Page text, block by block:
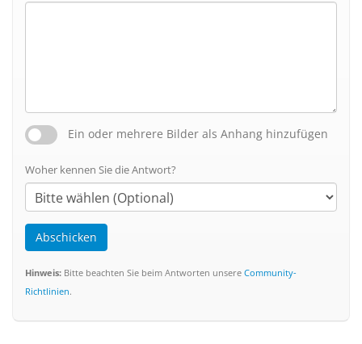
Ein oder mehrere Bilder als Anhang hinzufügen
Woher kennen Sie die Antwort?
Abschicken
Hinweis: Bitte beachten Sie beim Antworten unsere Community-
Richtlinien.